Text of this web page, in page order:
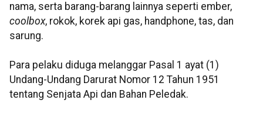
nama, serta barang-barang lainnya seperti ember,
coolbox, rokok, korek api gas, handphone, tas, dan
sarung.
Para pelaku diduga melanggar Pasal 1 ayat (1)
Undang-Undang Darurat Nomor 12 Tahun 1951
tentang Senjata Api dan Bahan Peledak.